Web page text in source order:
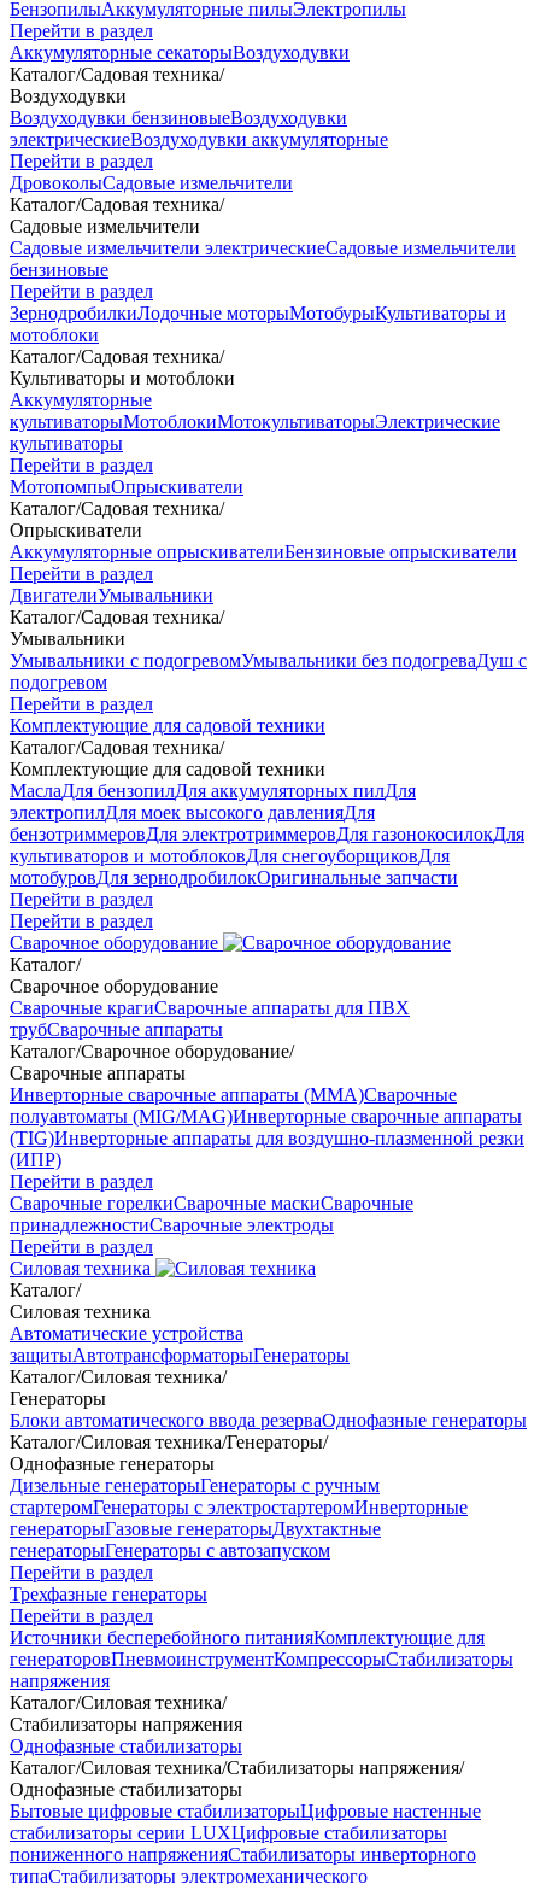
БензопилыАккумуляторные пилыЭлектропилы
Перейти в раздел
Аккумуляторные секаторыВоздуходувки
Каталог/Садовая техника/
Воздуходувки
Воздуходувки бензиновыеВоздуходувки
электрическиеВоздуходувки аккумуляторные
Перейти в раздел
ДровоколыСадовые измельчители
Каталог/Садовая техника/
Садовые измельчители
Садовые измельчители электрическиеСадовые измельчители
бензиновые
Перейти в раздел
ЗернодробилкиЛодочные моторыМотобурыКультиваторы и
мотоблоки
Каталог/Садовая техника/
Культиваторы и мотоблоки
Аккумуляторные
культиваторыМотоблокиМотокультиваторыЭлектрические
культиваторы
Перейти в раздел
МотопомпыОпрыскиватели
Каталог/Садовая техника/
Опрыскиватели
Аккумуляторные опрыскивателиБензиновые опрыскиватели
Перейти в раздел
ДвигателиУмывальники
Каталог/Садовая техника/
Умывальники
Умывальники с подогревомУмывальники без подогреваДуш с
подогревом
Перейти в раздел
Комплектующие для садовой техники
Каталог/Садовая техника/
Комплектующие для садовой техники
МаслаДля бензопилДля аккумуляторных пилДля
электропилДля моек высокого давленияДля
бензотриммеровДля электротриммеровДля газонокосилокДля
культиваторов и мотоблоковДля снегоуборщиковДля
мотобуровДля зернодробилокОригинальные запчасти
Перейти в раздел
Перейти в раздел
Сварочное оборудование
Каталог/
Сварочное оборудование
Сварочные крагиСварочные аппараты для ПВХ
трубСварочные аппараты
Каталог/Сварочное оборудование/
Сварочные аппараты
Инверторные сварочные аппараты (ММА)Сварочные
полуавтоматы (MIG/MAG)Инверторные сварочные аппараты
(TIG)Инверторные аппараты для воздушно-плазменной резки
(ИПР)
Перейти в раздел
Сварочные горелкиСварочные маскиСварочные
принадлежностиСварочные электроды
Перейти в раздел
Силовая техника
Каталог/
Силовая техника
Автоматические устройства
защитыАвтотрансформаторыГенераторы
Каталог/Силовая техника/
Генераторы
Блоки автоматического ввода резерваОднофазные генераторы
Каталог/Силовая техника/Генераторы/
Однофазные генераторы
Дизельные генераторыГенераторы с ручным
стартеромГенераторы с электростартеромИнверторные
генераторыГазовые генераторыДвухтактные
генераторыГенераторы с автозапуском
Перейти в раздел
Трехфазные генераторы
Перейти в раздел
Источники бесперебойного питанияКомплектующие для
генераторовПневмоинструментКомпрессорыСтабилизаторы
напряжения
Каталог/Силовая техника/
Стабилизаторы напряжения
Однофазные стабилизаторы
Каталог/Силовая техника/Стабилизаторы напряжения/
Однофазные стабилизаторы
Бытовые цифровые стабилизаторыЦифровые настенные
стабилизаторы серии LUXЦифровые стабилизаторы
пониженного напряженияСтабилизаторы инверторного
типаСтабилизаторы электромеханического